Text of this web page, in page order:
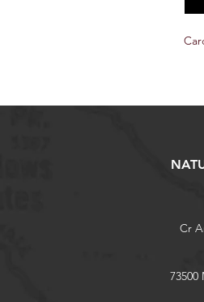
Cr
73500